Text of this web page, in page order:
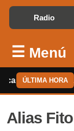
Radio
☰
ÚLTIMA HORA
el Mundial de 2030
Alias